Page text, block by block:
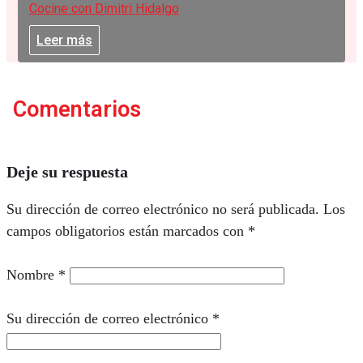
Cocine con Dimitri Hidalgo
Leer más
Comentarios
Deje su respuesta
Su dirección de correo electrónico no será publicada. Los
campos obligatorios están marcados con *
Nombre *
Su dirección de correo electrónico *